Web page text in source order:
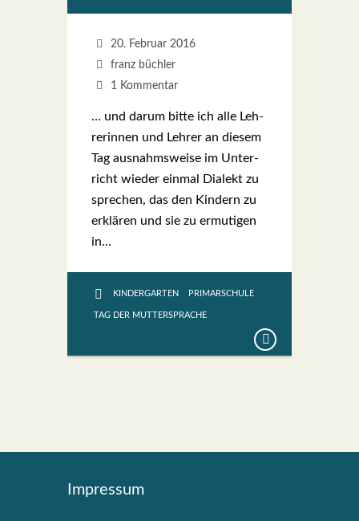
20. Februar 2016
franz büchler
1 Kommentar
… und dar­um bit­te ich alle Leh­
re­rin­nen und Leh­rer an die­sem
Tag aus­nahms­wei­se im Unter­
richt wie­der ein­mal Dia­lekt zu
spre­chen, das den Kin­dern zu
erklä­ren und sie zu ermu­ti­gen
in…
KINDERGARTEN PRIMARSCHULE
TAG DER MUTTERSPRACHE
Impres­sum